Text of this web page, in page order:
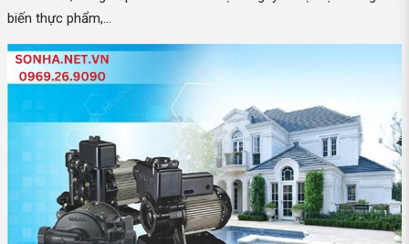
biến thực phẩm,...